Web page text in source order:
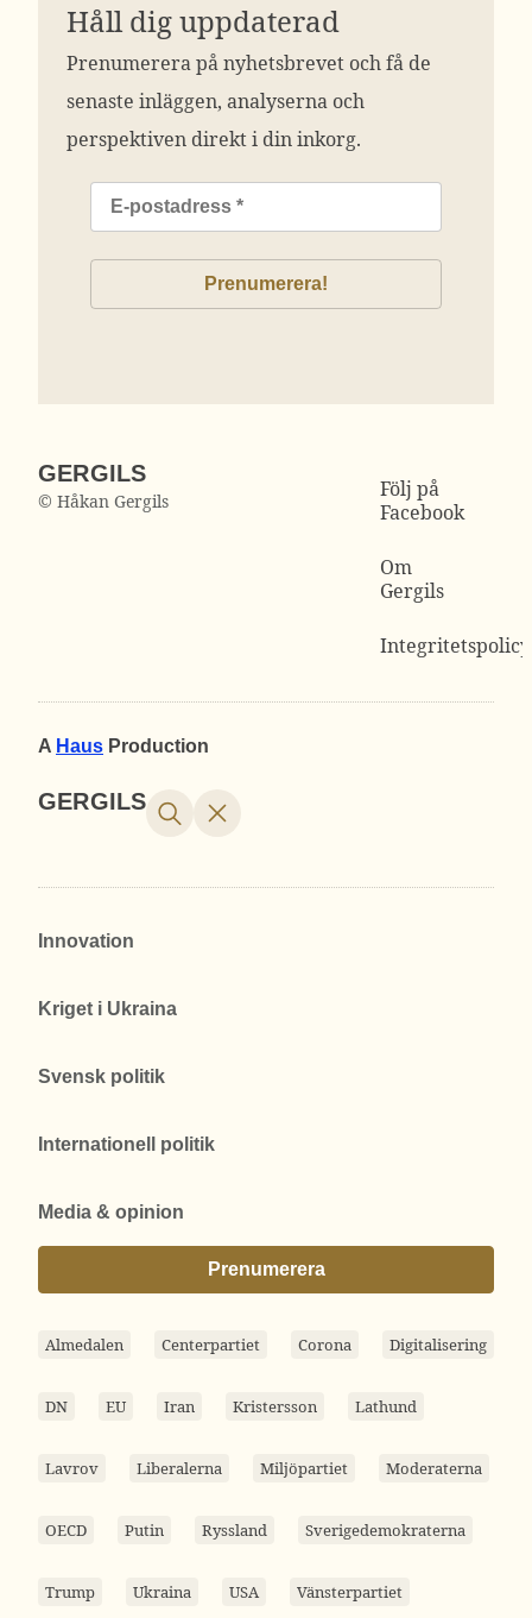
Håll dig uppdaterad
Prenumerera på nyhetsbrevet och få de
senaste inläggen, analyserna och
perspektiven direkt i din inkorg.
GERGILS
© Håkan Gergils
Följ på
Facebook
Om
Gergils
Integritetspolicy
A Haus Production
GERGILS
Innovation
Kriget i Ukraina
Svensk politik
Internationell politik
Media & opinion
Prenumerera
Almedalen Centerpartiet Corona Digitalisering
DN EU Iran Kristersson Lathund
Lavrov Liberalerna Miljöpartiet Moderaterna
OECD Putin Ryssland Sverigedemokraterna
Trump Ukraina USA Vänsterpartiet